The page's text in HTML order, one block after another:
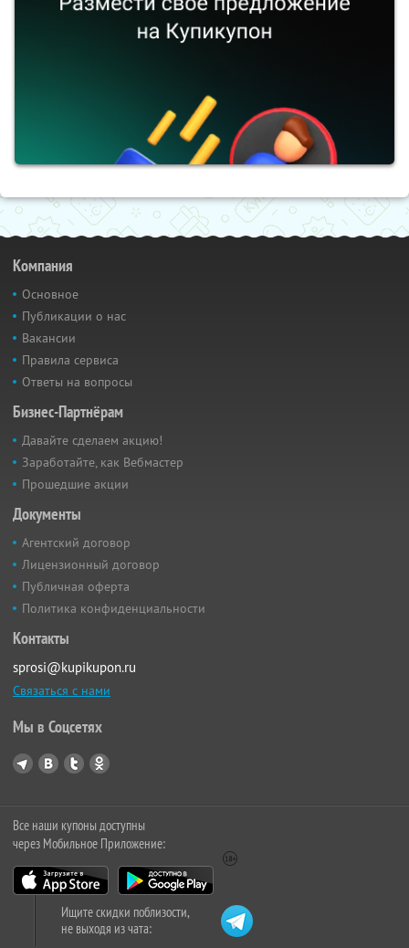
Компания
Основное
Публикации о нас
Вакансии
Правила сервиса
Ответы на вопросы
Бизнес-Партнёрам
Давайте сделаем акцию!
Заработайте, как Вебмастер
Прошедшие акции
Документы
Агентский договор
Лицензионный договор
Публичная оферта
Политика конфиденциальности
Контакты
sprosi@kupikupon.ru
Связаться с нами
Мы в Соцсетях
Все наши купоны доступны
через Мобильное Приложение:
Ищите скидки поблизости,
не выходя из чата: